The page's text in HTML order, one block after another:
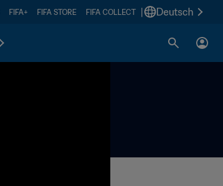
FIFA+ FIFA STORE FIFA COLLECT Deutsch